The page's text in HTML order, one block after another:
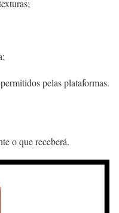
pelas plataformas.
o que receberá.